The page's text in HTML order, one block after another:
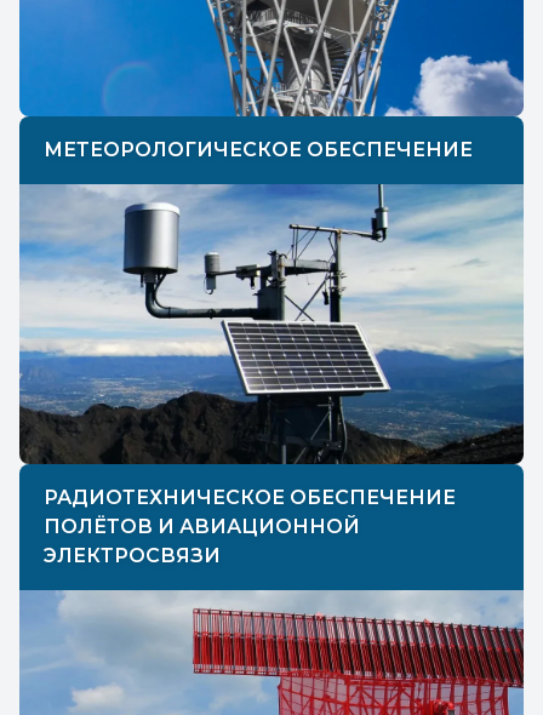
МЕТЕОРОЛОГИЧЕСКОЕ ОБЕСПЕЧЕНИЕ
РАДИОТЕХНИЧЕСКОЕ ОБЕСПЕЧЕНИЕ
ПОЛЁТОВ И АВИАЦИОННОЙ
ЭЛЕКТРОСВЯЗИ